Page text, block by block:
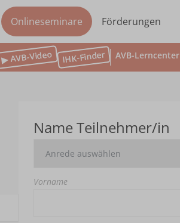
Onlineseminare Förderungen
▶ AVB-Video IHK-Finder AVB-Lerncenter
Name Teilnehmer/in
Vorname